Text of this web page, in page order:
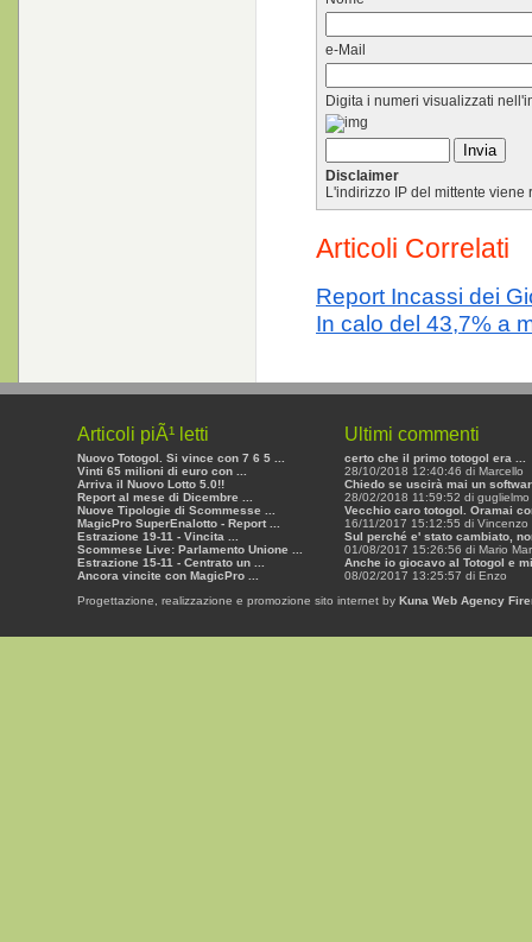
e-Mail
Digita i numeri visualizzati
Disclaimer
L'indirizzo IP del mittente
Articoli Correlati
Report Incassi dei
In calo del 43,7% a
Articoli piÃ¹ letti
Nuovo Totogol. Si vince con 7 6 5 ...
Vinti 65 milioni di euro con ...
Arriva il Nuovo Lotto 5.0!!
Report al mese di Dicembre ...
Nuove Tipologie di Scommesse ...
MagicPro SuperEnalotto - Report ...
Estrazione 19-11 - Vincita ...
Scommese Live: Parlamento Unione ...
Estrazione 15-11 - Centrato un ...
Ancora vincite con MagicPro ...
Ultimi commenti
certo che il primo totogol era ...
28/10/2018 12:40:46 di Marcello
Chiedo se uscirà mai un
28/02/2018 11:59:52 di guglielmo
Vecchio caro totogol. Oramai
16/11/2017 15:12:55 di Vincenzo
Sul perché e' stato cambiato,
01/08/2017 15:26:56 di Mario
Anche io giocavo al Totogol e
08/02/2017 13:25:57 di Enzo
Progettazione, realizzazione e promozione sito internet by Kuna Web Agency